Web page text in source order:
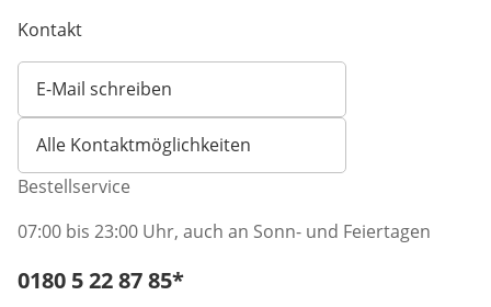
Kontakt
E-Mail schreiben
Öffnet E-Mail-Client
Alle Kontaktmöglichkeiten
Bestellservice
07:00 bis 23:00 Uhr, auch an Sonn- und Feiertagen
Telefonnummer:
0180 5 22 87 85*